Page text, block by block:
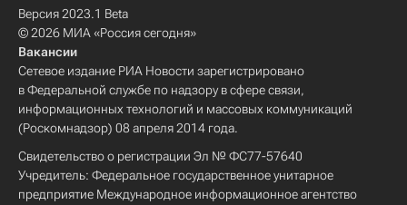
Версия 2023.1 Beta
© 2026 МИА «Россия сегодня»
Вакансии
Сетевое издание РИА Новости зарегистрировано
в Федеральной службе по надзору в сфере связи,
информационных технологий и массовых коммуникаций
(Роскомнадзор) 08 апреля 2014 года.
Свидетельство о регистрации Эл № ФС77-57640
Учредитель: Федеральное государственное унитарное
предприятие Международное информационное агентство